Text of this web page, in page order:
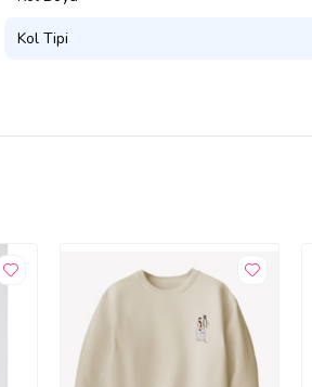
Kol Tipi